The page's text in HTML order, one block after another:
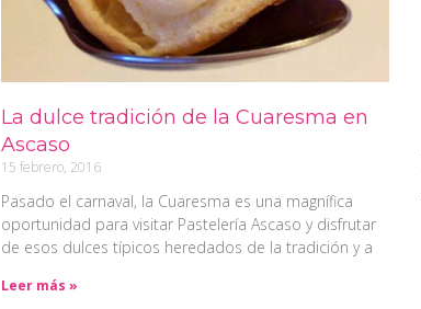
La dulce tradición de la Cuaresma en
Ascaso
15 febrero, 2016
Pasado el carnaval, la Cuaresma es una magnífica
oportunidad para visitar Pastelería Ascaso y disfrutar
de esos dulces típicos heredados de la tradición y a
Leer más »